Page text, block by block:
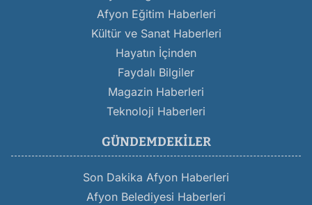
Afyon Eğitim Haberleri
Kültür ve Sanat Haberleri
Hayatın İçinden
Faydalı Bilgiler
Magazin Haberleri
Teknoloji Haberleri
GÜNDEMDEKILER
Son Dakika Afyon Haberleri
Afyon Belediyesi Haberleri